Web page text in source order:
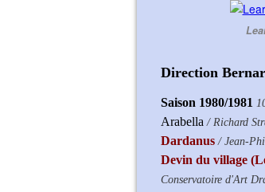
Direction
Saison 1980/1981
Arabella / Richard
Dardanus / Jean-
Devin du village
Conservatoire d'Art